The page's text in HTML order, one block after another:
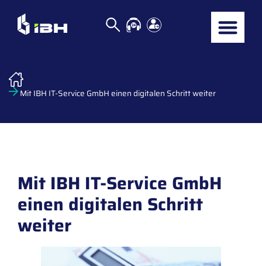
Mit IBH IT-Service GmbH einen digitalen Schritt weiter
Mit IBH IT-Service GmbH
einen digitalen Schritt
weiter